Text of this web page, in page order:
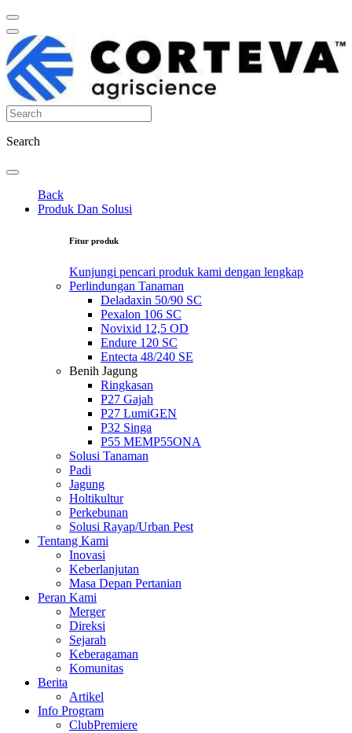
Search
Back
Produk Dan Solusi
Fitur produk
Kunjungi pencari produk kami dengan lengkap
Perlindungan Tanaman
Deladaxin 50/90 SC
Pexalon 106 SC
Novixid 12,5 OD
Endure 120 SC
Entecta 48/240 SE
Benih Jagung
Ringkasan
P27 Gajah
P27 LumiGEN
P32 Singa
P55 MEMP55ONA
Solusi Tanaman
Padi
Jagung
Holtikultur
Perkebunan
Solusi Rayap/Urban Pest
Tentang Kami
Inovasi
Keberlanjutan
Masa Depan Pertanian
Peran Kami
Merger
Direksi
Sejarah
Keberagaman
Komunitas
Berita
Artikel
Info Program
ClubPremiere